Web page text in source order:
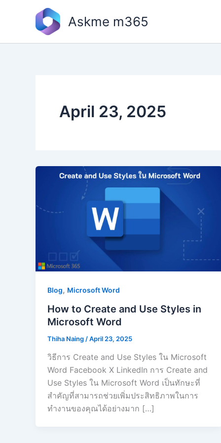
Askme m365
April 23, 2025
Blog, Microsoft Word
How to Create and Use Styles in
Microsoft Word
Thiha Naing /April 23, 2025
วิธีการ Create and Use Styles ใน Microsoft
Word Facebook X LinkedIn การ Create and
Use Styles ใน Microsoft Word เป็นทักษะที่
สำคัญที่สามารถช่วยเพิ่มประสิทธิภาพในการ
ทำงานของคุณได้อย่างมาก […]